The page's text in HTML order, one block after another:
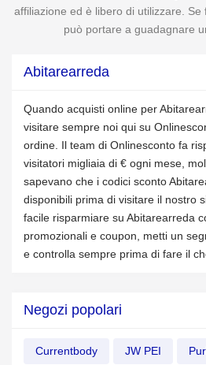
affiliazione ed è libero di utilizzare. Se
può portare a guadagnare
Abitarearreda
Quando acquisti online per
visitare sempre noi qui su
ordine. Il team di Onlinesconto fa
visitatori migliaia di € ogni mese,
sapevano che i codici sconto
disponibili prima di visitare il nostro
facile risparmiare su Abitarearreda
promozionali e coupon, metti un
e controlla sempre prima di fare il
Negozi popolari
Currentbody JW PEI